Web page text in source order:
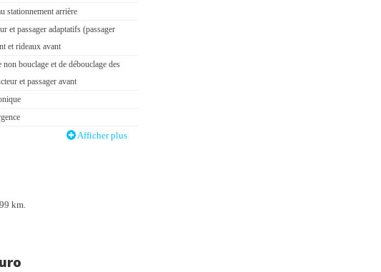
stationnement arrière
et passager adaptatifs (passager
et rideaux avant
bouclage et de débouclage des
et passager avant
Afficher plus
km.